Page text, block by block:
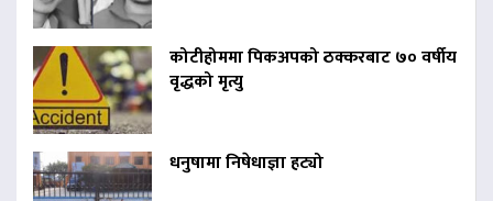
कोटीहोममा पिकअपको ठक्करबाट ७० वर्षीय
वृद्धको मृत्यु
धनुषामा निषेधाज्ञा हट्यो